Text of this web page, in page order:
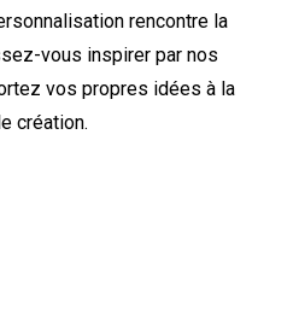
rencontre la
vous inspirer par nos
vos propres idées à la
création.